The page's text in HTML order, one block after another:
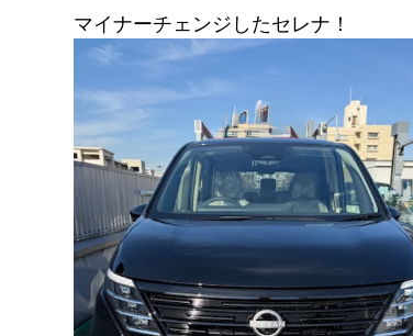
マイナーチェンジしたセレナ！